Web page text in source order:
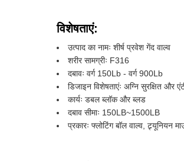
विशेषताएं:
उत्पाद का नामः शीर्ष प्रवेश गेंद वाल्व
शरीर सामग्रीः F316
दबावः वर्ग 150Lb - वर्ग 900Lb
डिजाइन विशेषताएंः अग्नि सुरक्षित और
कार्यः डबल ब्लॉक और ब्लड
दबाव सीमाः 150LB~1500LB
प्रकारः फ्लोटिंग बॉल वाल्व, ट्र्यूनियन